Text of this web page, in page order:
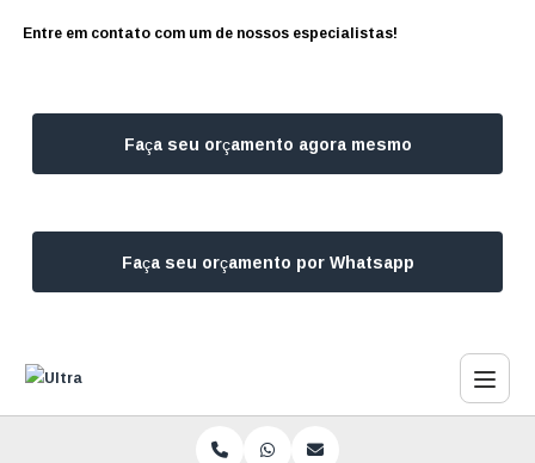
Entre em contato com um de nossos especialistas!
Faça seu orçamento agora mesmo
Faça seu orçamento por Whatsapp